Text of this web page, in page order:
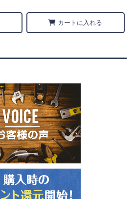
カートに入れる